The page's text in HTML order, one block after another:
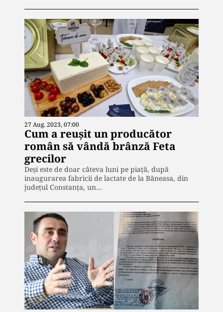
27 Aug. 2023, 07:00
Cum a reușit un producător
român să vândă brânză Feta
grecilor
Deși este de doar câteva luni pe piață, după
inaugurarea fabricii de lactate de la Băneasa, din
județul Constanța, un…